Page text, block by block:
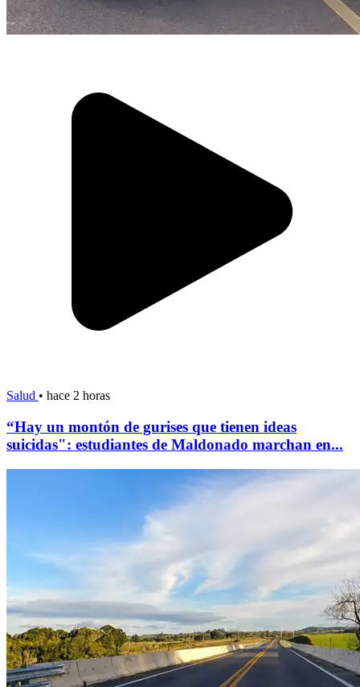
Salud • hace 2 horas
“Hay un montón de gurises que tienen ideas
suicidas": estudiantes de Maldonado marchan en...